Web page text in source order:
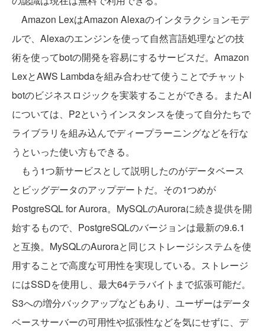
Amazon LexはAmazon Alexaのインタラクションモデ
ルで、Alexaのエンジンを使って自然言語処理などの技
術を使ってbotの開発を容易にするサービスだ。Amazon
LexとAWS Lambdaを組み合わせて使うことでチャット
botのビジネスロジックを実装することができる。またAI
については、P2というインスタンスを使って自分たちで
ライブラリを組み込んでディープラーニングなどを行な
うといった使い方もできる。
もう1つ新サービスとして説明したのがデータベース
とビッグデータのアップデートだ。その1つめが
PostgreSQL for Aurora。MySQLのAuroraに続き提供を開
始するもので、PostgreSQLのバージョンは最新の9.6.1
と互換。MySQLのAuroraと同じストレージシステムを使
用することで高度な可用性を実現している。ストレージ
にはSSDを使用し、最大64テラバイトまで拡張可能だ。
S3への増分バックアップなどもあり、ユーザーはデータ
ベースサーバーの可用性や拡張性などを気にせずに、デ